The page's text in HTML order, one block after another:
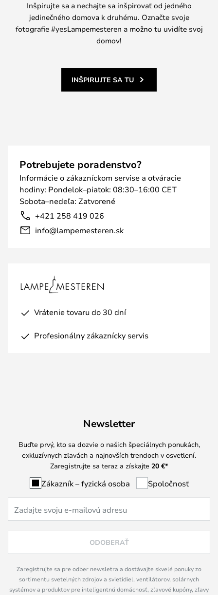
Inšpirujte sa a nechajte sa inšpirovať od jedného
jedinečného domova k druhému. Označte svoje
fotografie #yesLampemesteren a možno tu uvidíte svoj
domov!
INŠPIRUJTE SA TU
Potrebujete poradenstvo?
Informácie o zákazníckom servise a otváracie
hodiny: Pondelok–piatok: 08:30–16:00 CET
Sobota–nedeľa: Zatvorené
+421 258 419 026
info@lampemesteren.sk
Vrátenie tovaru do 30 dní
Profesionálny zákaznícky servis
Newsletter
Buďte prvý, kto sa dozvie o našich špeciálnych ponukách,
exkluzívnych zľavách a najnovších trendoch v osvetlení.
Zaregistrujte sa teraz a získajte 20 €*
Zákazník – fyzická osoba Spoločnosť
ODOBERAŤ
Zaregistrujte sa pre odber newsletra a dostávajte skvelé ponuky zo
sortimentu svetelných zdrojov a svietidiel, ventilátorov, solárnych
systémov a produktov pre inteligentnú domácnosť, zľavové kupóny, zľavy